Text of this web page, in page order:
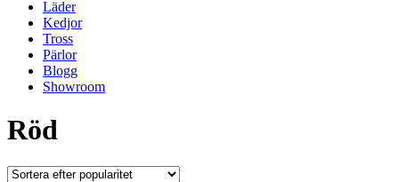
Läder
Kedjor
Tross
Pärlor
Blogg
Showroom
Röd